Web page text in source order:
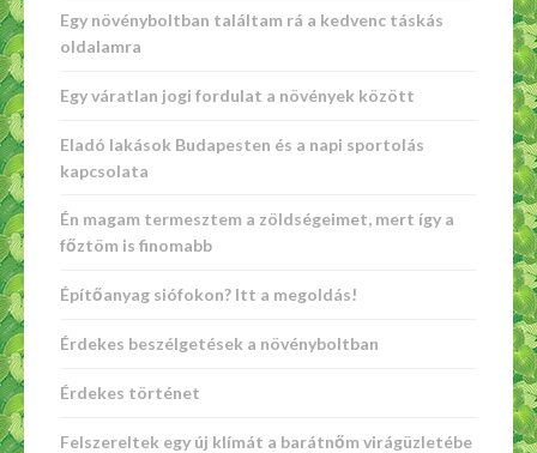
Egy növényboltban találtam rá a kedvenc táskás
oldalamra
Egy váratlan jogi fordulat a növények között
Eladó lakások Budapesten és a napi sportolás
kapcsolata
Én magam termesztem a zöldségeimet, mert így a
főztöm is finomabb
Építőanyag siófokon? Itt a megoldás!
Érdekes beszélgetések a növényboltban
Érdekes történet
Felszereltek egy új klímát a barátnőm virágüzletébe